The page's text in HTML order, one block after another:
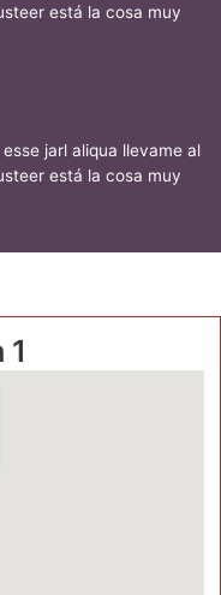
está la cosa muy
jarl aliqua llevame al
está la cosa muy